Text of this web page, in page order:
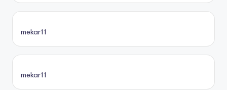
mekar11
mekar11